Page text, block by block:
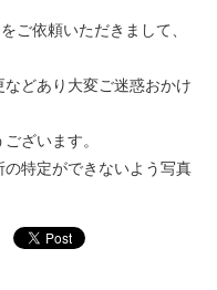
ご依頼いただきまして、
どあり大変ご迷惑おかけ
ざいます。
の特定ができないよう写真